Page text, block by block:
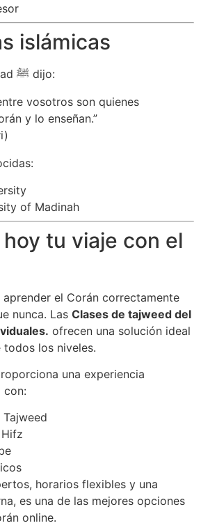
islámicas
El Profeta Muhammad ﷺ dijo:
vosotros son quienes
y lo enseñan.”
of Madinah
tu viaje con el
aprender el Corán correctamente
nunca. Las Clases de tajweed del
ofrecen una solución ideal
todos los niveles.
una experiencia
con:
Tajweed
horarios flexibles y una
es una de las mejores opciones
online.